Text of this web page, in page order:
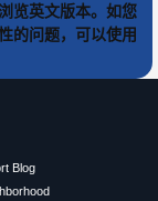
览英文版本。如您
的问题，可以使用
Blog